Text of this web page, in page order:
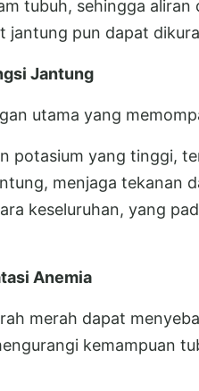
tubuh, sehingga
jantung pun dapat
Jantung
utama yang
potasium yang tinggi,
menjaga tekanan
keseluruhan, yang
Anemia
merah dapat
kemampuan